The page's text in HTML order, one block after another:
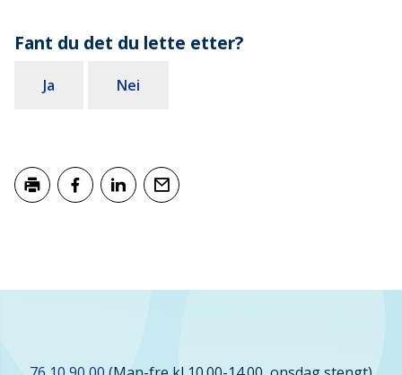
Fant du det du lette etter?
Ja Nei